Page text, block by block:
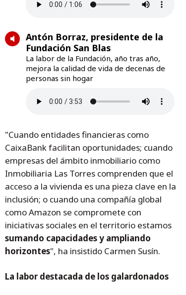
Antón Borraz, presidente de la
Fundación San Blas
La labor de la Fundación, año tras año,
mejora la calidad de vida de decenas de
personas sin hogar
"Cuando entidades financieras como
CaixaBank facilitan oportunidades; cuando
empresas del ámbito inmobiliario como
Inmobiliaria Las Torres comprenden que el
acceso a la vivienda es una pieza clave en la
inclusión; o cuando una compañía global
como Amazon se compromete con
iniciativas sociales en el territorio estamos
sumando capacidades y ampliando
horizontes", ha insistido Carmen Susín.
La labor destacada de los galardonados